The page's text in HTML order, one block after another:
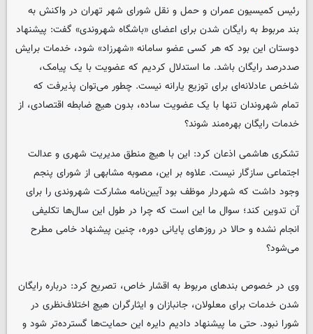
رئیس کمیسیون عمران و حمل و نقل شورای شهر تهران در واکنش به
بند مربوط به رایگان شدن برای اعضای «باشگاه شهروندی» گفت: پیشنهاد
دوستان این بود که هر کسی عضو سامانه «شهرزاد» شود، خدمات برایش
صددرصد رایگان باشد. ما استدلال کردیم که عضویت با یک پیامک،
شاخص عادلانه‌ای برای توزیع یارانه نیست. چطور می‌توان پذیرفت که
تمام شهروندان تنها با یک عضویت ساده، بدون هیچ ضابطه اقتصادی، از
خدمات رایگان بهره‌مند شوند؟
تشکری هاشمی اذعان کرد: این با هیچ منطق مدیریت شهری و عدالت
اجتماعی سازگار نیست. علاوه بر این، مصوبه مشابهی از شورای پنجم
وجود داشت که شهردار موظف بود آیین‌نامه مشارکت شهروندی را برای
آن تدوین کند؛ سوال ما این است که چرا در طول این سال‌ها تکلیفی
انجام نشده و حالا در روزهای پایانی دوره، چنین پیشنهاد خامی مطرح
می‌شود؟
وی در خصوص بندهای مربوط به اقشار خاص، تصریح کرد: درباره رایگان
شدن خدمات برای معلولان، جانبازان و ایثارگران هیچ اختلاف‌نظری در
شورا نبود. حتی ما پیشنهاد دادیم دایره این حمایت‌ها گسترده‌تر شود و